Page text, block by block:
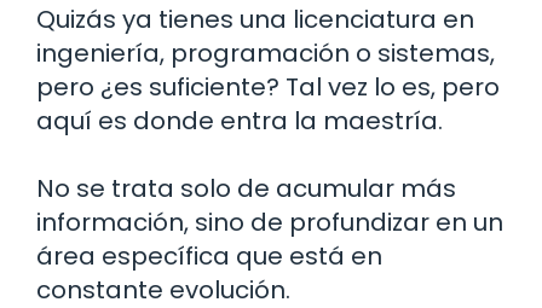
Quizás ya tienes una licenciatura en
ingeniería, programación o sistemas,
pero ¿es suficiente? Tal vez lo es, pero
aquí es donde entra la maestría.
No se trata solo de acumular más
información, sino de profundizar en un
área específica que está en
constante evolución.